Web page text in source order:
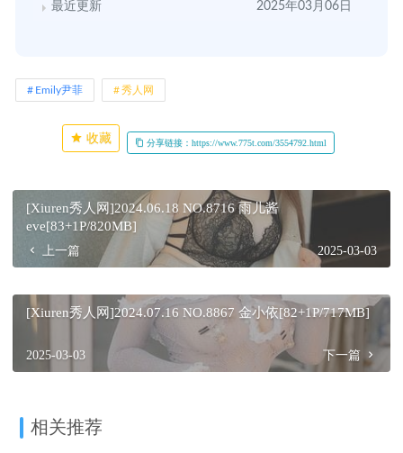
最近更新 2025年03月06日
Emily尹菲 秀人网
收藏 分享链接：https://www.775t.com/3554792.html
[Xiuren秀人网]2024.06.18 NO.8716 雨儿酱
eve[83+1P/820MB]
上一篇 2025-03-03
[Xiuren秀人网]2024.07.16 NO.8867 金小依[82+1P/717MB]
2025-03-03 下一篇
相关推荐